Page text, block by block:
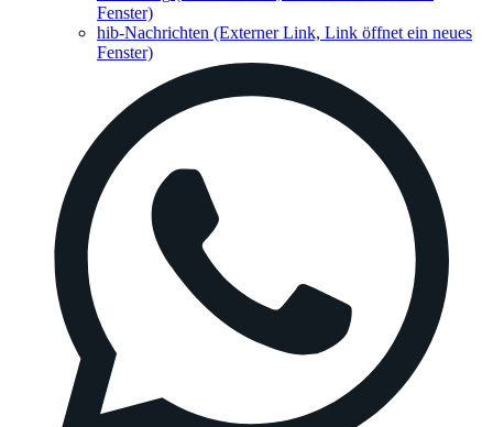
Fenster)
hib-Nachrichten (Externer Link, Link öffnet ein neues
Fenster)